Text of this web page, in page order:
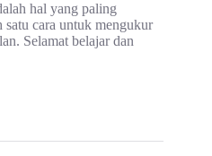
hal yang paling
cara untuk mengukur
Selamat belajar dan